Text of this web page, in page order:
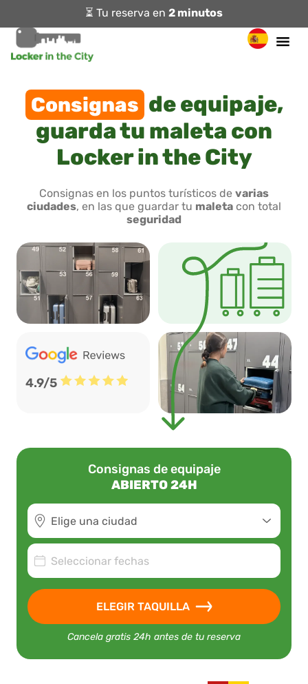
⏳ Tu reserva en 2 minutos
Consignas de equipaje,
guarda tu maleta con
Locker in the City
Consignas en los puntos turísticos de varias
ciudades, en las que guardar tu maleta con total
seguridad
4.9/5
Consignas de equipaje
ABIERTO 24H
Elige una ciudad
Seleccionar fechas
ELEGIR TAQUILLA
Cancela gratis 24h antes de tu reserva